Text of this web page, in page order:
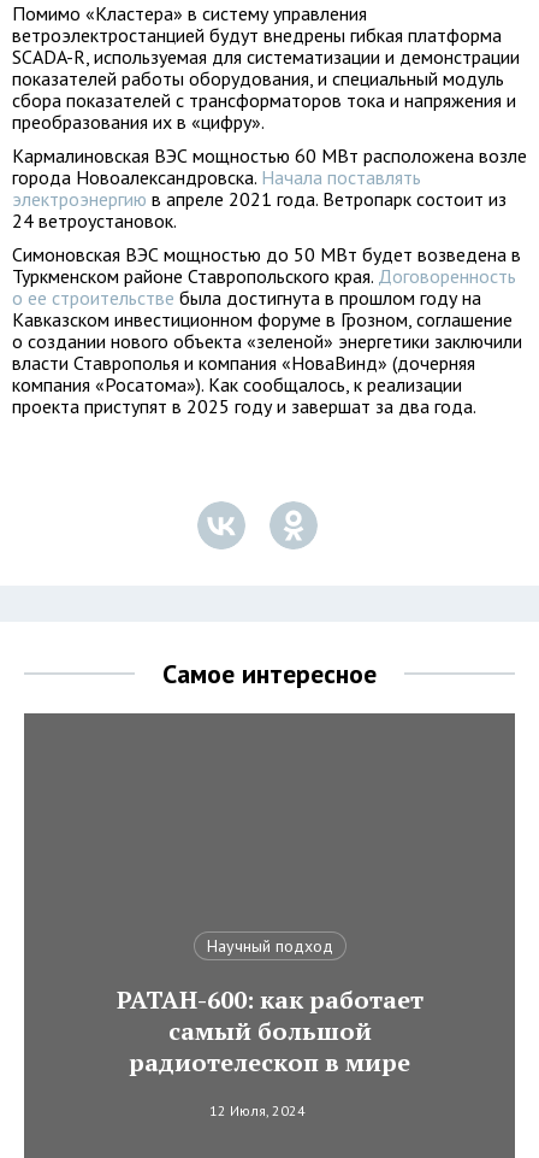
Помимо «Кластера» в систему управления
ветроэлектростанцией будут внедрены гибкая платформа
SCADA-R, используемая для систематизации и демонстрации
показателей работы оборудования, и специальный модуль
сбора показателей с трансформаторов тока и напряжения и
преобразования их в «цифру».
Кармалиновская ВЭС мощностью 60 МВт расположена возле
города Новоалександровска. Начала поставлять
электроэнергию в апреле 2021 года. Ветропарк состоит из
24 ветроустановок.
Симоновская ВЭС мощностью до 50 МВт будет возведена в
Туркменском районе Ставропольского края. Договоренность
о ее строительстве была достигнута в прошлом году на
Кавказском инвестиционном форуме в Грозном, соглашение
о создании нового объекта «зеленой» энергетики заключили
власти Ставрополья и компания «НоваВинд» (дочерняя
компания «Росатома»). Как сообщалось, к реализации
проекта приступят в 2025 году и завершат за два года.
Самое интересное
Научный подход
РАТАН-600: как работает
самый большой
радиотелескоп в мире
12 Июля, 2024